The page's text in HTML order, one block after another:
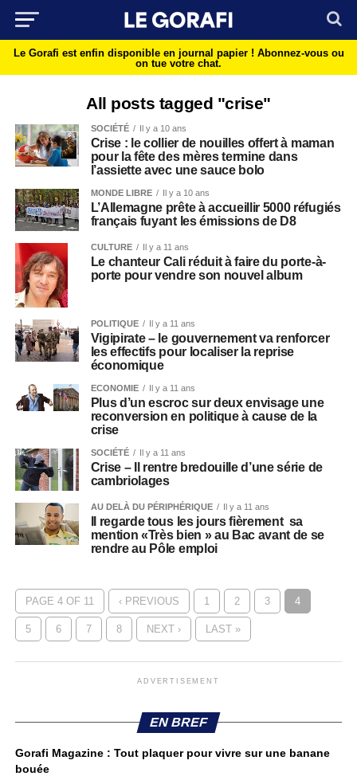
Le Gorafi est enfin disponible en journal papier ! Abonnez-vous ou
on tue votre chat.
All posts tagged "crise"
SOCIÉTÉ Il y a 10 ans
Crise : le collier de nouilles offert à maman
pour la fête des mères termine dans
l’assiette avec une sauce bolo
MONDE LIBRE Il y a 10 ans
L’Allemagne prête à accueillir 5000 réfugiés
français fuyant les émissions de D8
CULTURE Il y a 11 ans
Le chanteur Cali réduit à faire du porte-à-
porte pour vendre son nouvel album
POLITIQUE Il y a 11 ans
Vigipirate – le gouvernement va renforcer
les effectifs pour localiser la reprise
économique
ECONOMIE Il y a 11 ans
Plus d’un escroc sur deux envisage une
reconversion en politique à cause de la
crise
SOCIÉTÉ Il y a 11 ans
Crise – Il rentre bredouille d’une série de
cambriolages
AU DELÀ DU PÉRIPHÉRIQUE Il y a 11 ans
Il regarde tous les jours fièrement sa
mention «Très bien » au Bac avant de se
rendre au Pôle emploi
PAGE 4 OF 11 ‹ PREVIOUS 1 2 3 4
5 6 7 8 NEXT › LAST »
ADVERTISEMENT
EN BREF
Gorafi Magazine : Tout plaquer pour vivre sur une banane
bouée